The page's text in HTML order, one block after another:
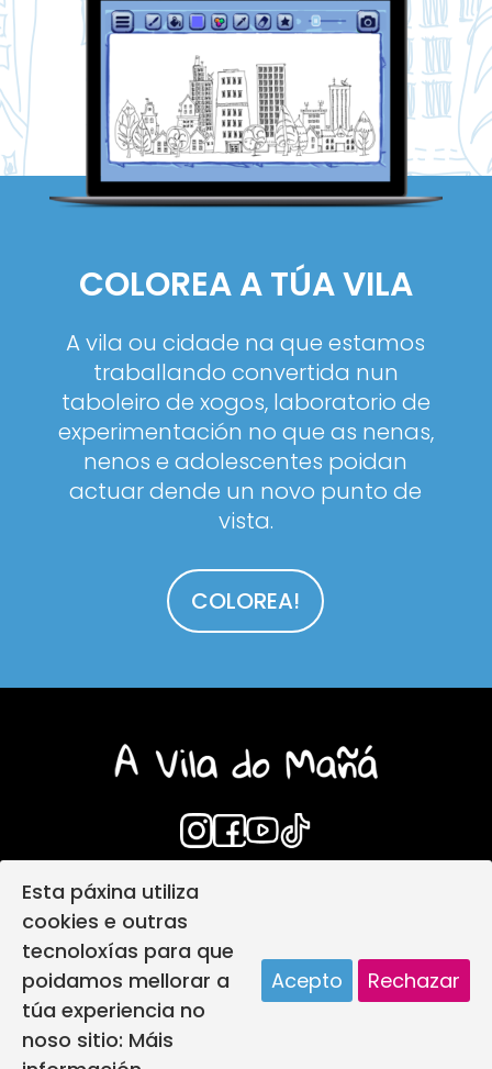
COLOREA A TÚA VILA
A vila ou cidade na que estamos
traballando convertida nun
taboleiro de xogos, laboratorio de
experimentación no que as nenas,
nenos e adolescentes poidan
actuar dende un novo punto de
vista.
COLOREA!
Login
Política de privacidade
Política de protección infantil
Política de Cookies
Deseño web
A vila do mañá creada por
Esta páxina utiliza
cookies e outras
tecnoloxías para que
poidamos mellorar a
túa experiencia no
noso sitio: Máis
Acepto Rechazar